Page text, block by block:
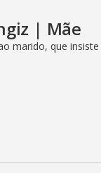
| Mãe
marido, que insiste